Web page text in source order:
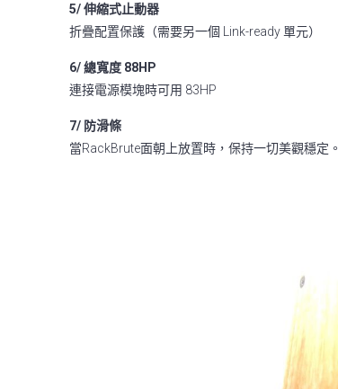
5/ 伸縮式止動器
折疊配置保護（需要另一個 Link-ready 單元）
6/ 總寬度 88HP
連接電源模塊時可用 83HP
7/ 防滑條
當RackBrute面朝上放置時，保持一切美觀穩定。